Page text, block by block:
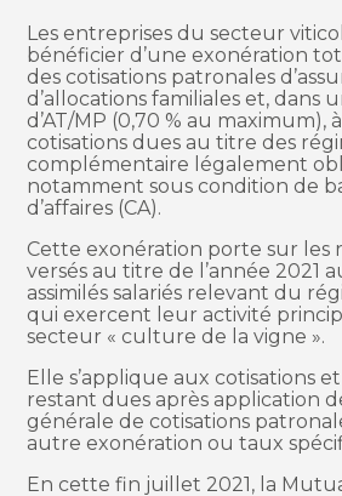
Les entreprises du secteur
bénéficier d’une exonération
des cotisations patronales
d’allocations familiales et, dans
d’AT/MP (0,70 % au maximum),
cotisations dues au titre des
complémentaire légalement
notamment sous condition de
d’affaires (CA).
Cette exonération porte sur les
versés au titre de l’année 2021
assimilés salariés relevant du
qui exercent leur activité
secteur « culture de la vigne ».
Elle s’applique aux cotisations
restant dues après application
générale de cotisations
autre exonération ou taux
En cette fin juillet 2021, la